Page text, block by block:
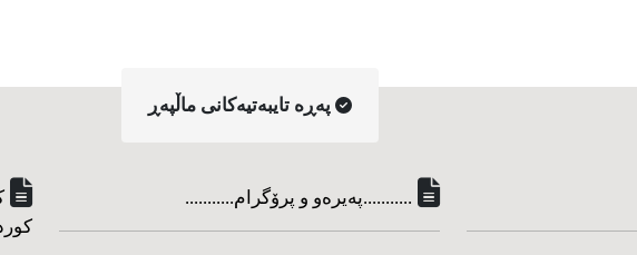
په‌ڕه‌ تایبه‌تیه‌کانی ماڵپه‌ڕ
...........په‌یره‌و و پرۆگرام...........